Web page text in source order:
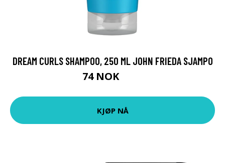
DREAM CURLS SHAMPOO, 250 ML JOHN FRIEDA SJAMPO
74 NOK
KJØP NÅ